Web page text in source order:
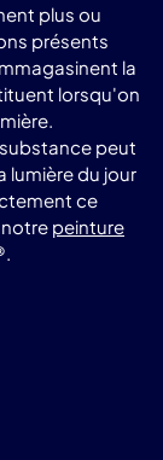
plus ou
présents
la
lorsqu'on
peut
lumière du jour
ce
peinture